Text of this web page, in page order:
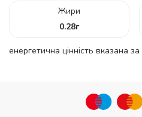
Жири
0.28г
енергетична цінність вказана за